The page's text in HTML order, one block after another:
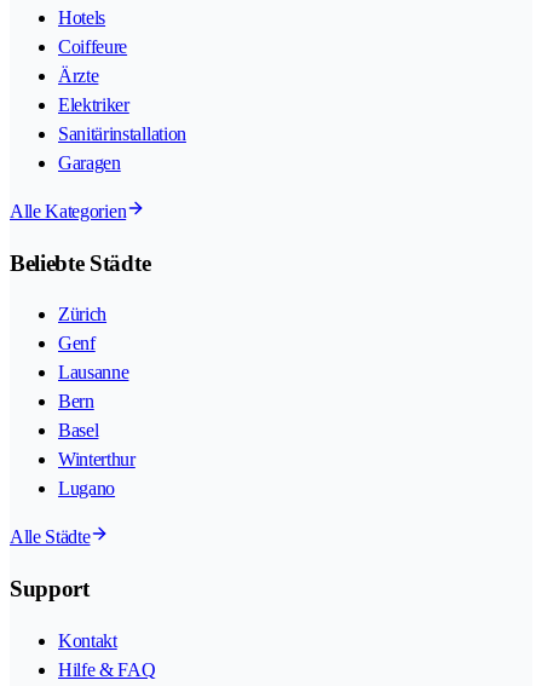
Hotels
Coiffeure
Ärzte
Elektriker
Sanitärinstallation
Garagen
Alle Kategorien
Beliebte Städte
Zürich
Genf
Lausanne
Bern
Basel
Winterthur
Lugano
Alle Städte
Support
Kontakt
Hilfe & FAQ